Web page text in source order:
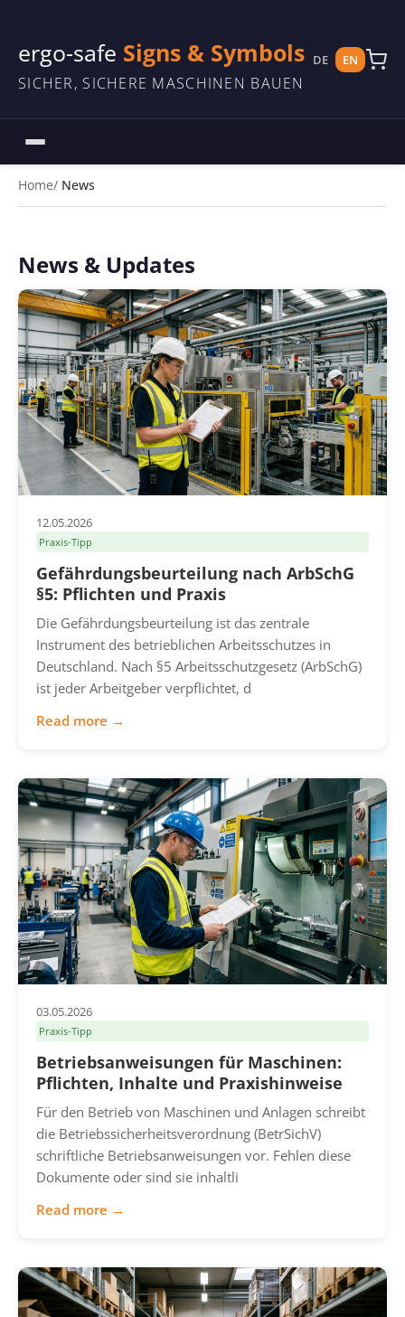
ergo-safe Signs & Symbols
SICHER, SICHERE MASCHINEN BAUEN
DE EN
Home News
News & Updates
12.05.2026
Praxis-Tipp
Gefährdungsbeurteilung nach ArbSchG
§5: Pflichten und Praxis
Die Gefährdungsbeurteilung ist das zentrale
Instrument des betrieblichen Arbeitsschutzes in
Deutschland. Nach §5 Arbeitsschutzgesetz (ArbSchG)
ist jeder Arbeitgeber verpflichtet, d
Read more →
03.05.2026
Praxis-Tipp
Betriebsanweisungen für Maschinen:
Pflichten, Inhalte und Praxishinweise
Für den Betrieb von Maschinen und Anlagen schreibt
die Betriebssicherheitsverordnung (BetrSichV)
schriftliche Betriebsanweisungen vor. Fehlen diese
Dokumente oder sind sie inhaltli
Read more →